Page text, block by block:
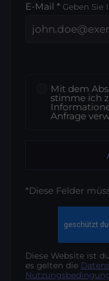
E-Mail * Geben Sie
Mit dem
stimme ich
Anfrage
*Diese Felder
Diese Website ist
es gelten die